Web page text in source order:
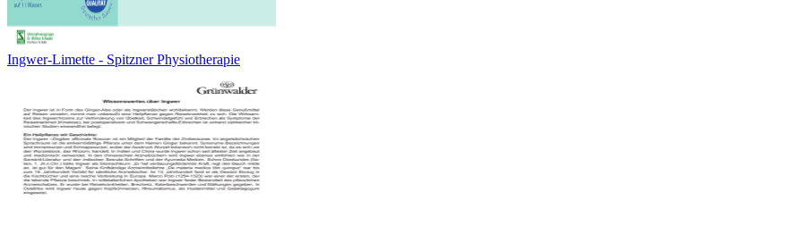
Ingwer-Limette - Spitzner Physiotherapie